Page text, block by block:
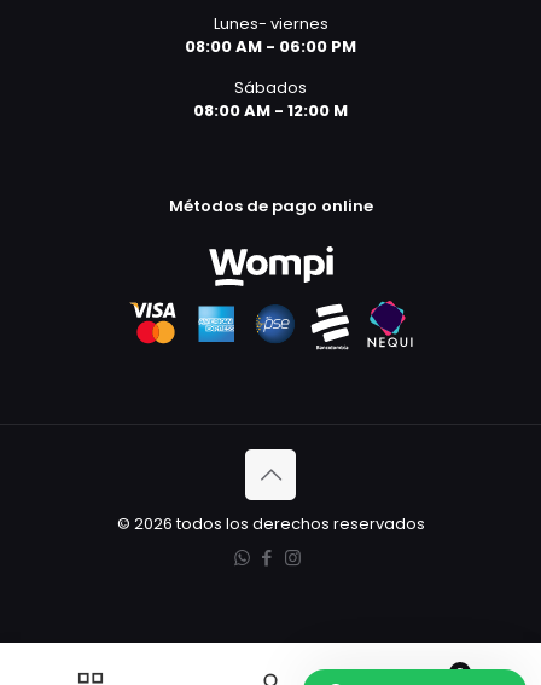
Lunes- viernes
08:00 AM - 06:00 PM
Sábados
08:00 AM - 12:00 M
Métodos de pago online
© 2026 todos los derechos reservados
0